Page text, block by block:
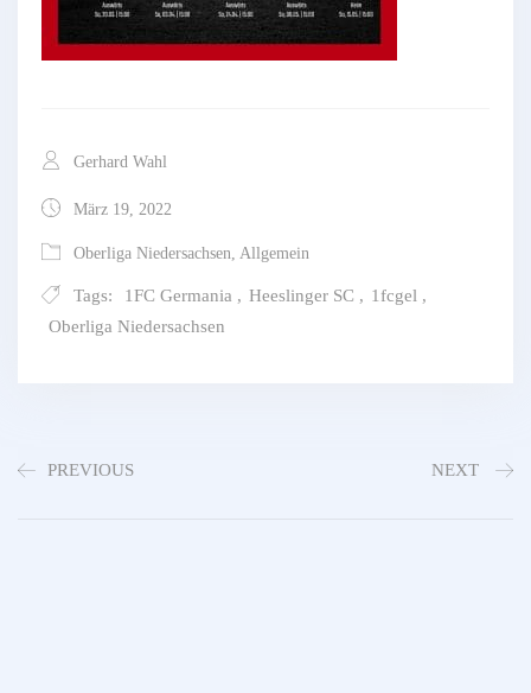
Gerhard Wahl
März 19, 2022
Oberliga Niedersachsen Allgemein
Tags: 1FC Germania , Heeslinger SC , 1fcgel ,
Oberliga Niedersachsen
PREVIOUS NEXT